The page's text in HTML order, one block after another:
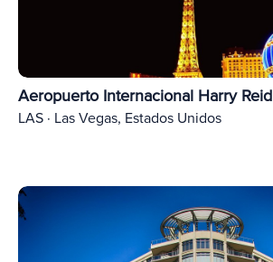
Aeropuerto Internacional Harry Reid
LAS · Las Vegas, Estados Unidos